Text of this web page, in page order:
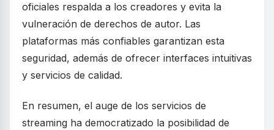
oficiales respalda a los creadores y evita la
vulneración de derechos de autor. Las
plataformas más confiables garantizan esta
seguridad, además de ofrecer interfaces intuitivas
y servicios de calidad.
En resumen, el auge de los servicios de
streaming ha democratizado la posibilidad de